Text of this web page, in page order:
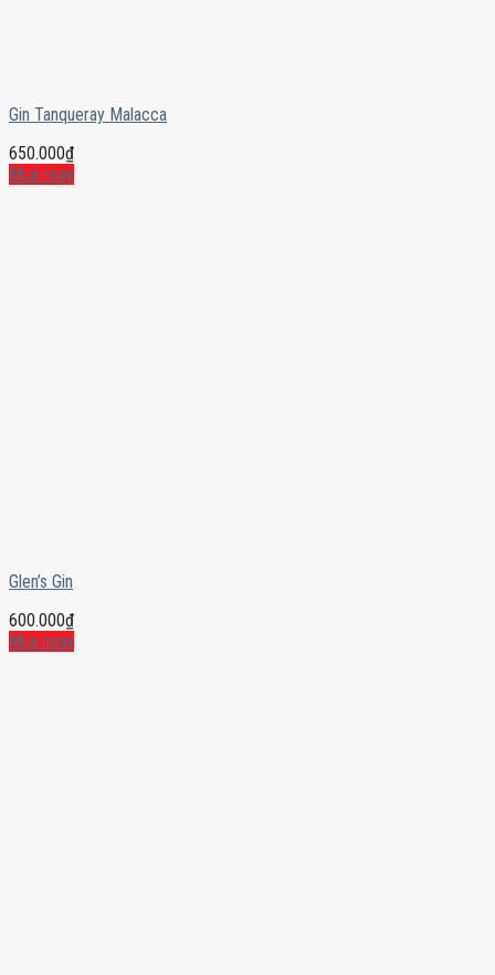
Gin Tanqueray Malacca
650.000₫
Mua ngay
Glen’s Gin
600.000₫
Mua ngay